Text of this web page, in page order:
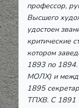
профессор,
Высшего
удостоен
критические
котором
1893 по
МОЛХ) и
1895
ТПХВ. С 1891